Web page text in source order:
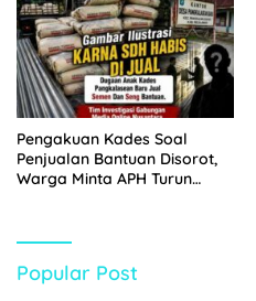
Pengakuan Kades Soal
Penjualan Bantuan Disorot,
Warga Minta APH Turun
Popular Post